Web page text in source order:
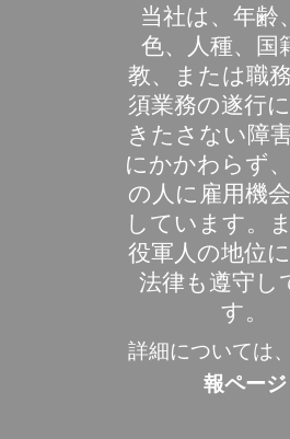
当社は、年齢
色、人種、国
教、または職
須業務の遂行
きたさない障
にかかわらず
の人に雇用機
しています。
役軍人の地位
法律も遵守し
す。
詳細については、
報ページ